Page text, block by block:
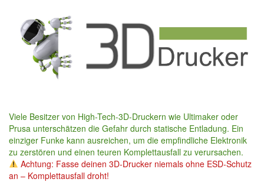
content
Viele Besitzer von High-Tech-3D-Druckern wie Ultimaker oder
Prusa unterschätzen die Gefahr durch statische Entladung. Ein
einziger Funke kann ausreichen, um die empfindliche Elektronik
zu zerstören und einen teuren Komplettausfall zu verursachen.
Achtung: Fasse deinen 3D-Drucker niemals ohne ESD-Schutz
an – Komplettausfall droht!